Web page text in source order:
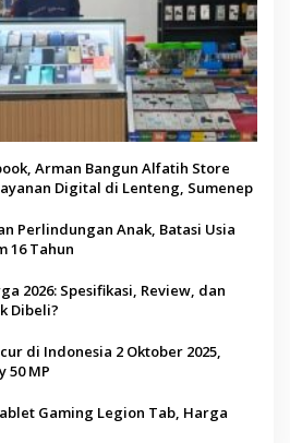
Arman Bangun Alfatih Store
Digital di Lenteng, Sumenep
Perlindungan Anak, Batasi Usia
16 Tahun
2026: Spesifikasi, Review, dan
Dibeli?
di Indonesia 2 Oktober 2025,
50 MP
Gaming Legion Tab, Harga